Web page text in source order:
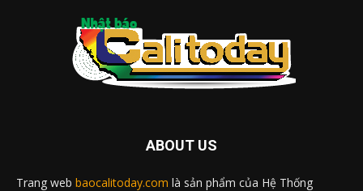
ABOUT US
Trang web baocalitoday.com là sản phẩm của Hệ Thống